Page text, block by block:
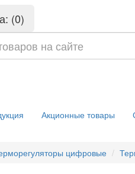
(0)
Акционные товары
цифровые